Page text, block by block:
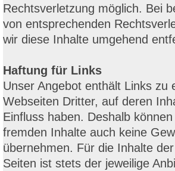
Rechtsverletzung möglich. Bei
von entsprechenden
wir diese Inhalte umgehend
Haftung für Links
Unser Angebot enthält Links zu
Webseiten Dritter, auf deren
Einfluss haben. Deshalb
fremden Inhalte auch keine
übernehmen. Für die Inhalte
Seiten ist stets der jeweilige